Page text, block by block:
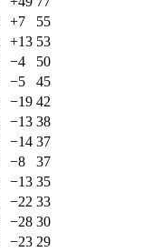
+7
55
+13 53
−4
50
−5
45
−19 42
−13 38
−14 37
−8
37
−13 35
−22 33
−28 30
−23 29